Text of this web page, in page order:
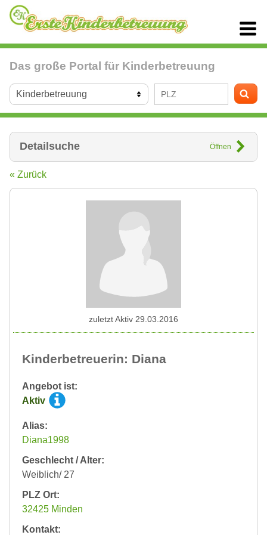
Das große Portal für Kinderbetreuung
Detailsuche Öffnen
« Zurück
Kinderbetreuerin: Diana
Angebot ist:
Aktiv
Alias:
Diana1998
Geschlecht / Alter:
Weiblich/ 27
PLZ Ort:
32425 Minden
Kontakt:
zuletzt Aktiv 29.03.2016